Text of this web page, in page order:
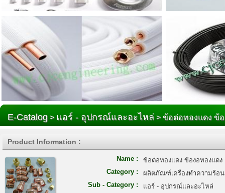
E-Catalog > แอร์ - อุปกรณ์และอะไหล่ > ข้อต่อทองแดง ข้
Product Information :
Name :
ข้อต่อทองแดง ข้องอทองแดง
Category :
ผลิตภัณฑ์เครื่องทำความร้อ
Sub - Category :
แอร์ - อุปกรณ์และอะไหล่